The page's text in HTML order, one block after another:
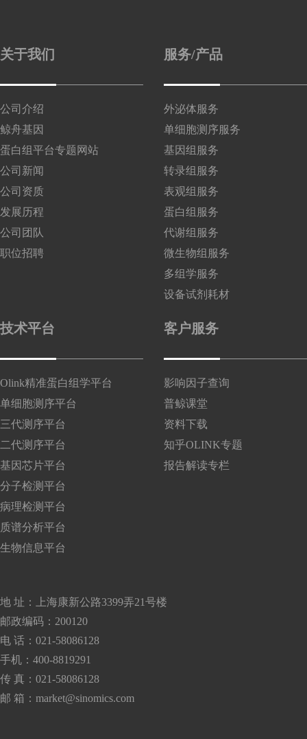
关于我们
公司介绍
鲸舟基因
蛋白组平台专题网站
公司新闻
公司资质
发展历程
公司团队
职位招聘
服务/产品
外泌体服务
单细胞测序服务
基因组服务
转录组服务
表观组服务
蛋白组服务
代谢组服务
微生物组服务
多组学服务
设备试剂耗材
技术平台
Olink精准蛋白组学平台
单细胞测序平台
三代测序平台
二代测序平台
基因芯片平台
分子检测平台
病理检测平台
质谱分析平台
生物信息平台
客户服务
影响因子查询
普鲸课堂
资料下载
知乎OLINK专题
报告解读专栏
地 址：上海康新公路3399弄21号楼
邮政编码：200120
电 话：021-58086128
手机：400-8819291
传 真：021-58086128
邮 箱：market@sinomics.com